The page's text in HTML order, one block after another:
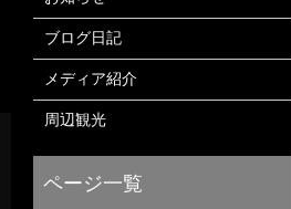
ブログ日記
メディア紹介
周辺観光